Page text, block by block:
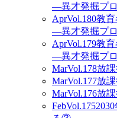
―異才発掘プ
AprVol.180教育
―異才発掘プ
AprVol.179教育
―異才発掘プ
MarVol.178放
MarVol.177放
MarVol.176放
FebVol.175